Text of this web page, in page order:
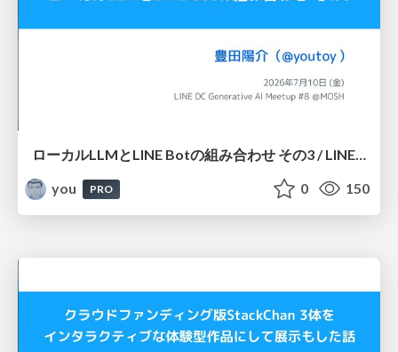
ローカルLLMとLINE Botの組み合わせ その3 / LINE DC Generative AI Meetup #8
you
PRO 0 150